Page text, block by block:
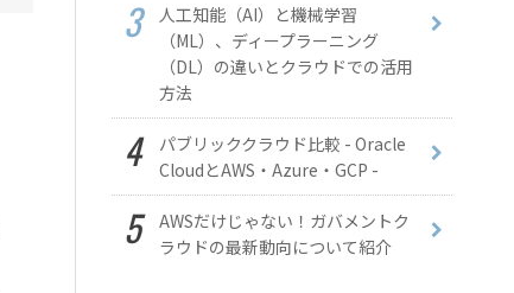
人工知能（AI）と機械学習
（ML）、ディープラーニング
（DL）の違いとクラウドでの活用
方法
パブリッククラウド比較 - Oracle
CloudとAWS・Azure・GCP -
AWSだけじゃない！ガバメントク
ラウドの最新動向について紹介